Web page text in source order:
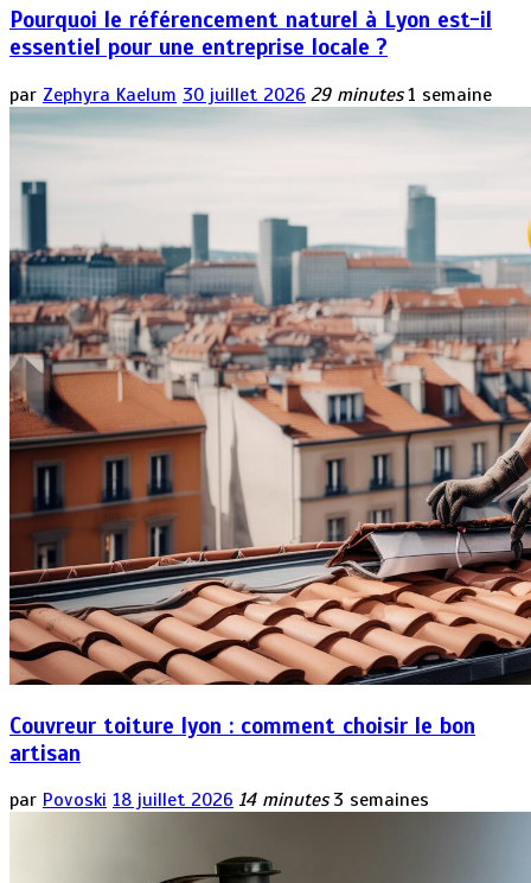
Pourquoi le référencement naturel à Lyon est-il
essentiel pour une entreprise locale ?
par Zephyra Kaelum 30 juillet 2026 29 minutes 1 semaine
Couvreur toiture lyon : comment choisir le bon
artisan
par Povoski 18 juillet 2026 14 minutes 3 semaines